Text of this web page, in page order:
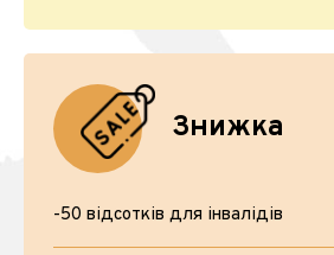
Знижка
-50 відсотків для інвалідів